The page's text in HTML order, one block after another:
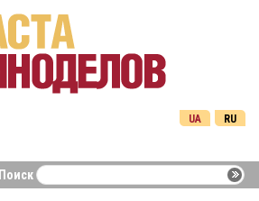
RU
UA
Поиск